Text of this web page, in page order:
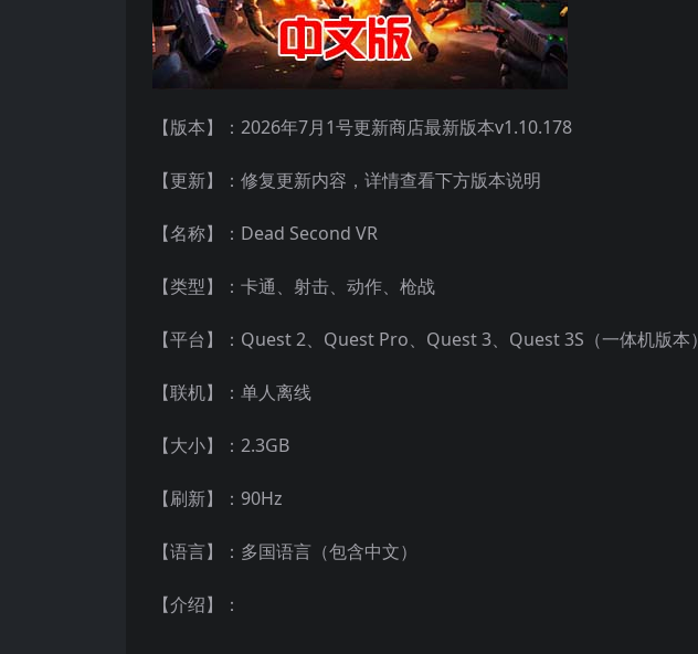
【版本】：2026年7月1号更新商店最新版本v1.10.178
【更新】：修复更新内容，详情查看下方版本说明
【名称】：Dead Second VR
【类型】：卡通、射击、动作、枪战
【平台】：Quest 2、Quest Pro、Quest 3、Quest 3S（一体机版本）
【联机】：单人离线
【大小】：2.3GB
【刷新】：90Hz
【语言】：多国语言（包含中文）
【介绍】：